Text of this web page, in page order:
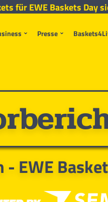
Presse
für EWE Baskets Day
EWE